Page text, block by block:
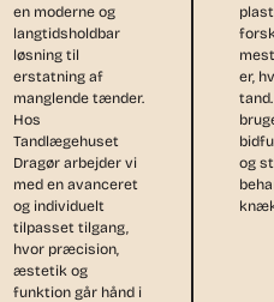
en moderne og
langtidsholdbar
løsning til
erstatning af
manglende tænder.
Hos
Tandlægehuset
Dragør arbejder vi
med en avanceret
og individuelt
tilpasset tilgang,
hvor præcision,
æstetik og
funktion går hånd i
er,
og